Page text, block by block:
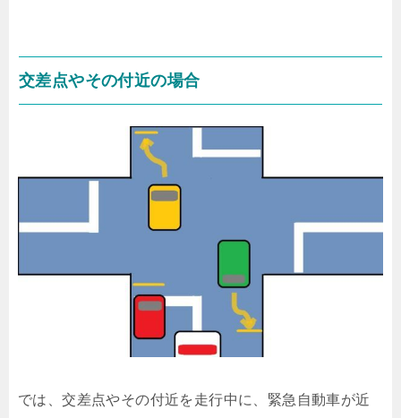
交差点やその付近の場合
では、交差点やその付近を走行中に、緊急自動車が近